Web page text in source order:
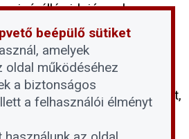
vízállás idején sokan
besétáljanak a folyó
ám a Fővárosi Vízművek
a vízbázisvédelmi
ott tartózkodni szigorúan
e tilalom jelentőségét,
jelent pontosan a vízbázis
kockázatot a lakossági
beépülő sütiket
amelyek
oldal működéséhez
a biztonságos
a felhasználói élményt